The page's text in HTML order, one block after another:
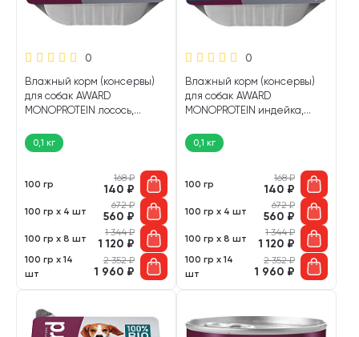
0
Влажный корм (консервы)
для собак AWARD
MONOPROTEIN лосось,
0,1 кг
100 гр
168₽
140 ₽
100 гр х 4 шт
672₽
560 ₽
100 гр х 8 шт
1 344₽
1 120 ₽
100 гр х 14
шт
2 352₽
1 960 ₽
0
Влажный корм (консервы)
для собак AWARD
MONOPROTEIN индейка,
0,1 кг
100 гр
168₽
140 ₽
100 гр х 4 шт
672₽
560 ₽
100 гр х 8 шт
1 344₽
1 120 ₽
100 гр х 14
шт
2 352₽
1 960 ₽